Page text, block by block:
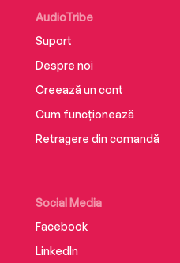
AudioTribe
Suport
Despre noi
Creează un cont
Cum funcționează
Retragere din comandă
Social Media
Facebook
LinkedIn